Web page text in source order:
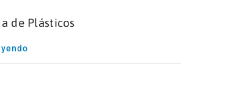
de Plásticos